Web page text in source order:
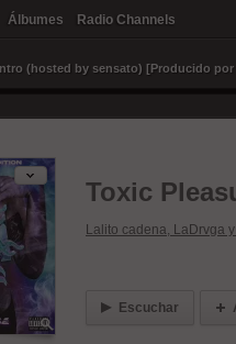
Álbumes Radio Channels
Lalito cadena, LaDrvga
Escuchar